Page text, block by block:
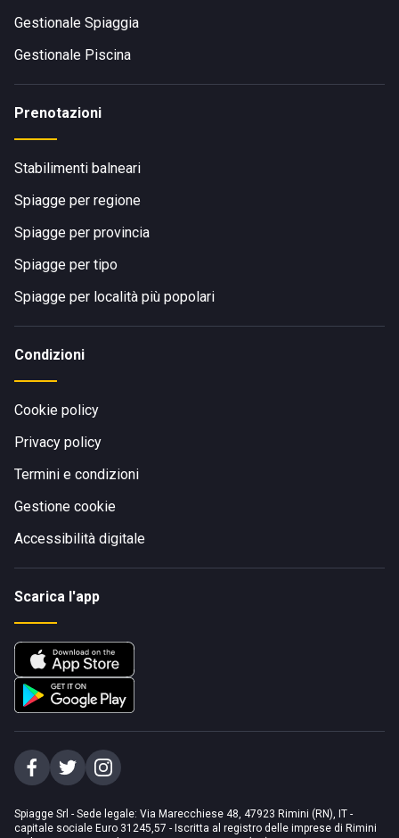
Gestionale Spiaggia
Gestionale Piscina
Prenotazioni
Stabilimenti balneari
Spiagge per regione
Spiagge per provincia
Spiagge per tipo
Spiagge per località più popolari
Condizioni
Cookie policy
Privacy policy
Termini e condizioni
Gestione cookie
Accessibilità digitale
Scarica l'app
Spiagge Srl - Sede legale: Via Marecchiese 48, 47923 Rimini (RN), IT -
capitale sociale Euro 31245,57 - Iscritta al registro delle imprese di Rimini